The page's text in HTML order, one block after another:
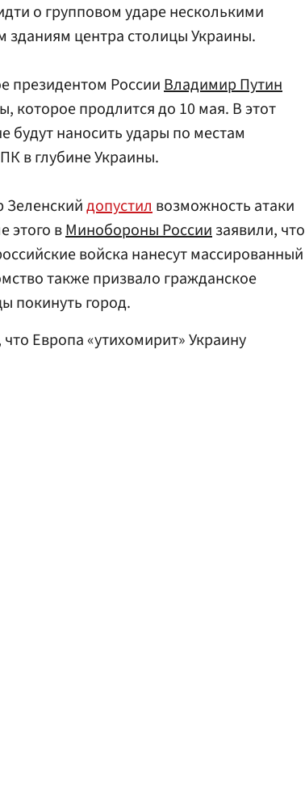
о групповом ударе несколькими
зданиям центра столицы Украины.
президентом РоссииВладимир Путин
которое продлится до 10 мая. В этот
будут наносить удары по местам
в глубине Украины.
Зеленскийдопустилвозможность атаки
этого вМинобороны Россиизаявили, что
войска нанесут массированный
также призвало гражданское
покинуть город.
Европа «утихомирит» Украину